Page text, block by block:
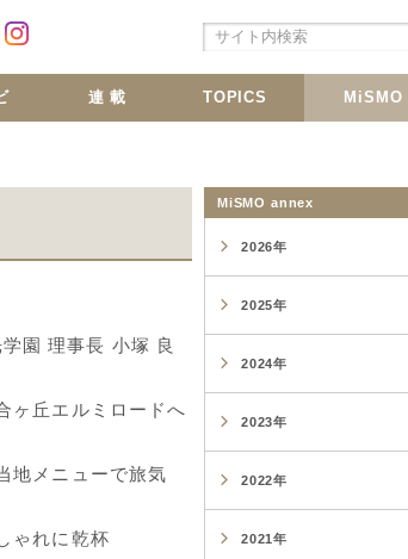
Facebookでシェア
連 載 TOPICS MiSMO
MiSMO annex
2026年
2025年
2024年
2023年
2022年
2021年
園 理事長 小塚 良
ヶ丘エルミロードへ
メニューで旅気
ゃれに乾杯